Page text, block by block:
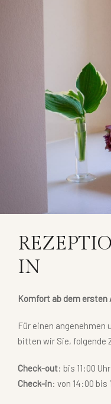
IN
Komfort ab dem ersten
Für einen
bitten wir Sie, folgende
Check-out: bis 11:00 Uhr
Check-in: von 14:00 bis